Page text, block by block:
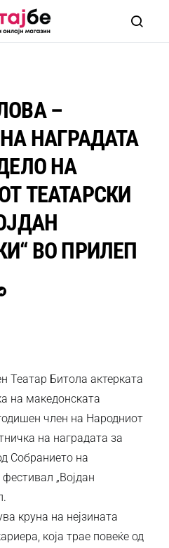
–
НАГРАДАТА
НА
ТЕАТАРСКИ
ВО ПРИЛЕП
Театар Битола актерката
на македонската
член на Народниот
на наградата за
Собранието на
„Војдан
круна на нејзината
која трае повеќе од